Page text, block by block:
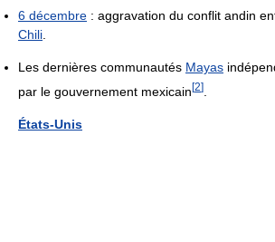
6 décembre : aggravation du conflit andin
Chili.
Les dernières communautés Mayas
par le gouvernement mexicain [2]
États-Unis